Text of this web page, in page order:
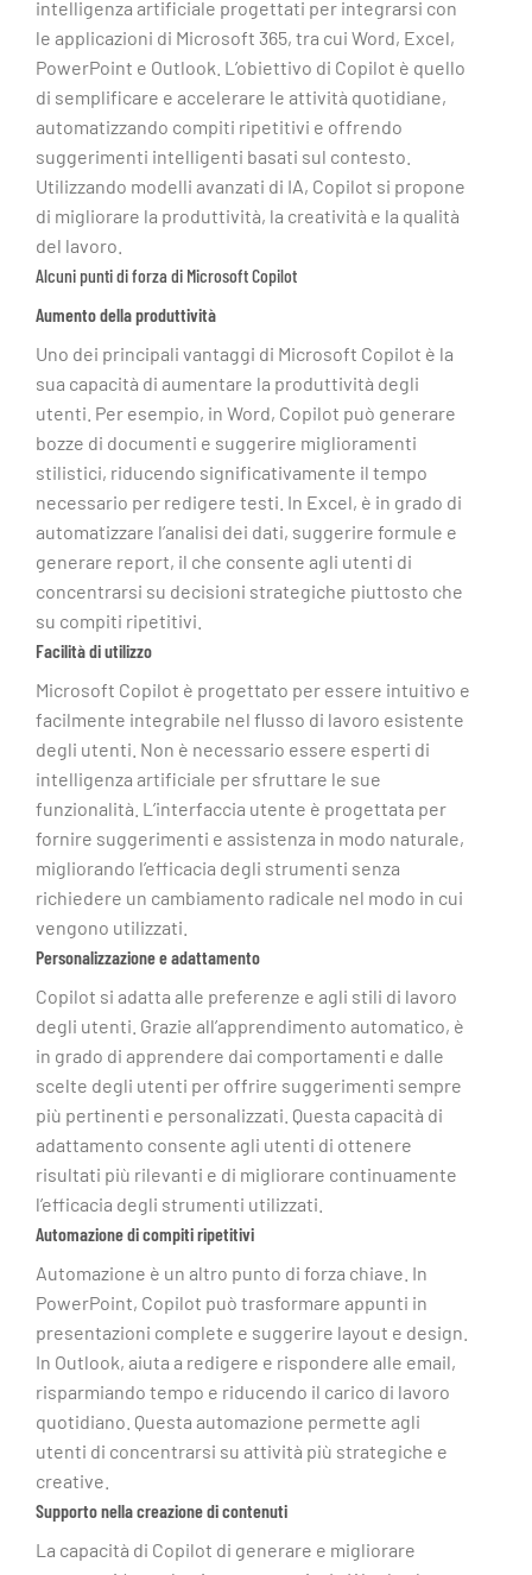
intelligenza artificiale progettati per integrarsi con
le applicazioni di Microsoft 365, tra cui Word, Excel,
PowerPoint e Outlook. L’obiettivo di Copilot è quello
di semplificare e accelerare le attività quotidiane,
automatizzando compiti ripetitivi e offrendo
suggerimenti intelligenti basati sul contesto.
Utilizzando modelli avanzati di IA, Copilot si propone
di migliorare la produttività, la creatività e la qualità
del lavoro.
Alcuni punti di forza di Microsoft Copilot
Aumento della produttività
Uno dei principali vantaggi di Microsoft Copilot è la
sua capacità di aumentare la produttività degli
utenti. Per esempio, in Word, Copilot può generare
bozze di documenti e suggerire miglioramenti
stilistici, riducendo significativamente il tempo
necessario per redigere testi. In Excel, è in grado di
automatizzare l’analisi dei dati, suggerire formule e
generare report, il che consente agli utenti di
concentrarsi su decisioni strategiche piuttosto che
su compiti ripetitivi.
Facilità di utilizzo
Microsoft Copilot è progettato per essere intuitivo e
facilmente integrabile nel flusso di lavoro esistente
degli utenti. Non è necessario essere esperti di
intelligenza artificiale per sfruttare le sue
funzionalità. L’interfaccia utente è progettata per
fornire suggerimenti e assistenza in modo naturale,
migliorando l’efficacia degli strumenti senza
richiedere un cambiamento radicale nel modo in cui
vengono utilizzati.
Personalizzazione e adattamento
Copilot si adatta alle preferenze e agli stili di lavoro
degli utenti. Grazie all’apprendimento automatico, è
in grado di apprendere dai comportamenti e dalle
scelte degli utenti per offrire suggerimenti sempre
più pertinenti e personalizzati. Questa capacità di
adattamento consente agli utenti di ottenere
risultati più rilevanti e di migliorare continuamente
l’efficacia degli strumenti utilizzati.
Automazione di compiti ripetitivi
Automazione è un altro punto di forza chiave. In
PowerPoint, Copilot può trasformare appunti in
presentazioni complete e suggerire layout e design.
In Outlook, aiuta a redigere e rispondere alle email,
risparmiando tempo e riducendo il carico di lavoro
quotidiano. Questa automazione permette agli
utenti di concentrarsi su attività più strategiche e
creative.
Supporto nella creazione di contenuti
La capacità di Copilot di generare e migliorare